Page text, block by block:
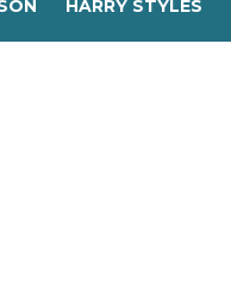
HARRY STYLES